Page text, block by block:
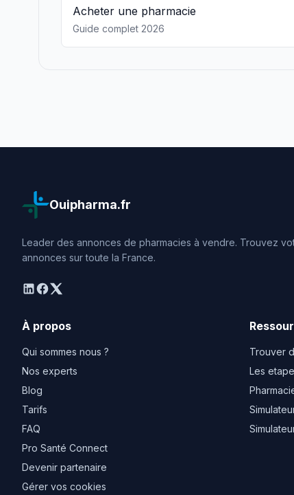
Acheter une pharmacie
Guide complet 2026
Ouipharma.fr
Leader des annonces de pharmacies à vendre. Trouvez
annonces sur toute la France.
linkedin
facebook
twitter
À propos
Qui sommes nous ?
Nos experts
Blog
Tarifs
FAQ
Pro Santé Connect
Devenir partenaire
Gérer vos cookies
Trouver
Les